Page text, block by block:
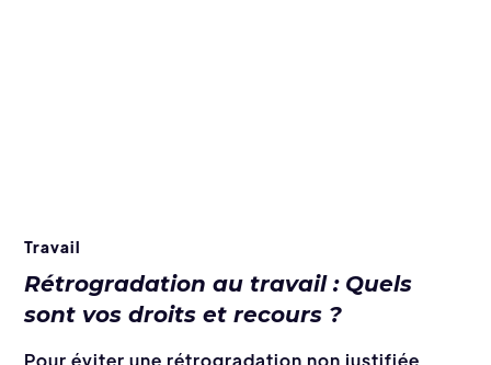
Travail
Rétrogradation au travail : Quels
sont vos droits et recours ?
Pour éviter une rétrogradation non justifiée